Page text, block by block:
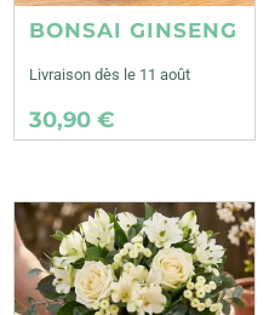
BONSAI GINSENG
Livraison dès le 11 août
30,90 €